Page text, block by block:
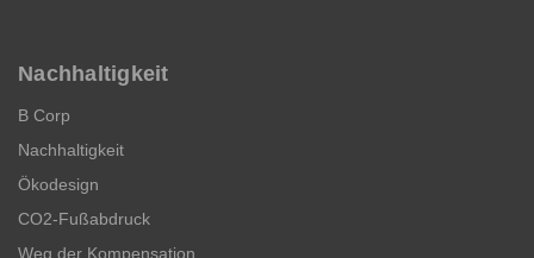
Nachhaltigkeit
B Corp
Nachhaltigkeit
Ökodesign
CO2-Fußabdruck
Weg der Kompensation